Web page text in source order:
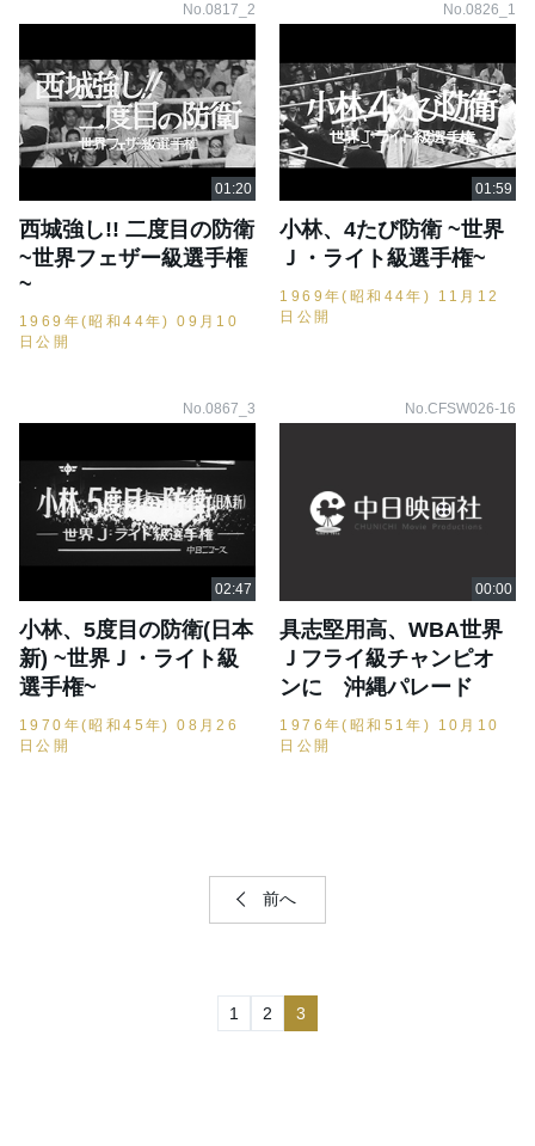
No.0817_2
西城強し!! 二度目の防衛
~世界フェザー級選手権
~
1969年(昭和44年) 09月10
日公開
No.0826_1
小林、4たび防衛 ~世界
Ｊ・ライト級選手権~
1969年(昭和44年) 11月12
日公開
No.0867_3
小林、5度目の防衛(日本
新) ~世界Ｊ・ライト級
選手権~
1970年(昭和45年) 08月26
日公開
No.CFSW026-16
具志堅用高、WBA世界
Ｊフライ級チャンピオ
ンに 沖縄パレード
1976年(昭和51年) 10月10
日公開
前へ
1 2 3